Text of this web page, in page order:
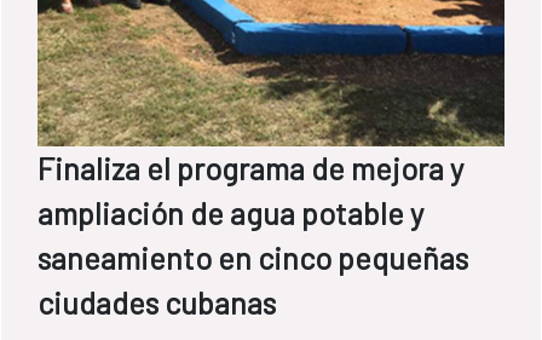
Finaliza el programa de mejora y
ampliación de agua potable y
saneamiento en cinco pequeñas
ciudades cubanas